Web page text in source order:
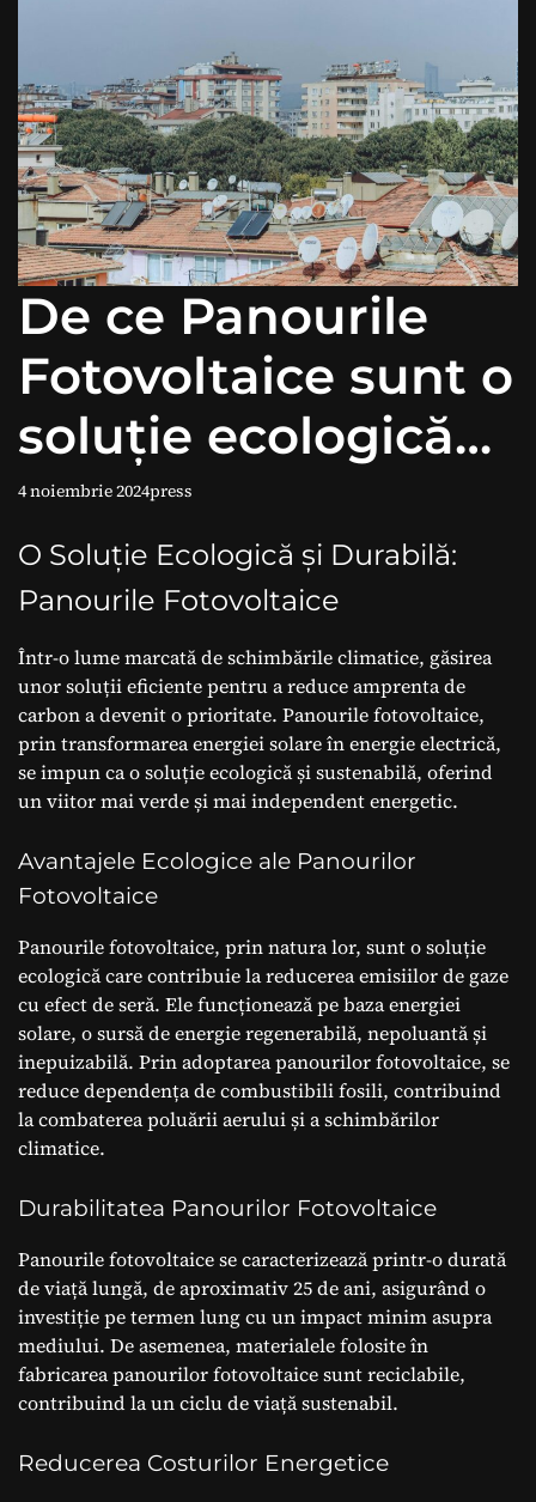
De ce Panourile
Fotovoltaice sunt o
soluție ecologică
pe termen lung
4 noiembrie 2024press
O Soluție Ecologică și Durabilă:
Panourile Fotovoltaice
Într-o lume marcată de schimbările climatice, găsirea
unor soluții eficiente pentru a reduce amprenta de
carbon a devenit o prioritate. Panourile fotovoltaice,
prin transformarea energiei solare în energie electrică,
se impun ca o soluție ecologică și sustenabilă, oferind
un viitor mai verde și mai independent energetic.
Avantajele Ecologice ale Panourilor
Fotovoltaice
Panourile fotovoltaice, prin natura lor, sunt o soluție
ecologică care contribuie la reducerea emisiilor de gaze
cu efect de seră. Ele funcționează pe baza energiei
solare, o sursă de energie regenerabilă, nepoluantă și
inepuizabilă. Prin adoptarea panourilor fotovoltaice, se
reduce dependența de combustibili fosili, contribuind
la combaterea poluării aerului și a schimbărilor
climatice.
Durabilitatea Panourilor Fotovoltaice
Panourile fotovoltaice se caracterizează printr-o durată
de viață lungă, de aproximativ 25 de ani, asigurând o
investiție pe termen lung cu un impact minim asupra
mediului. De asemenea, materialele folosite în
fabricarea panourilor fotovoltaice sunt reciclabile,
contribuind la un ciclu de viață sustenabil.
Reducerea Costurilor Energetice